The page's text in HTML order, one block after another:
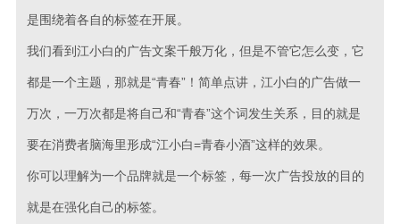
是围绕着各自的标签在开展。
我们看到江小白的广告文案千般万化，但是不管它怎么变，它
都是一个主题，那就是“青春”！简单点讲，江小白的广告做一
万次，一万次都是将自己和“青春”这个词发生关系，目的就是
要在消费者脑海里形成“江小白=青春小酒”这样的效果。
你可以理解为一个品牌就是一个标签，每一次广告投放的目的
就是在强化自己的标签。